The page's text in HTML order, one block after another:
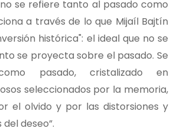
se refiere tanto al pasado como
a través de lo que Mijaíl Bajtín
histórica": el ideal que no se
se proyecta sobre el pasado. Se
pasado, cristalizado en
seleccionados por la memoria,
el olvido y por las distorsiones y
deseo”.